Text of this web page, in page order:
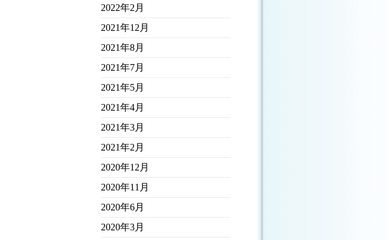
2022年2月
2021年12月
2021年8月
2021年7月
2021年5月
2021年4月
2021年3月
2021年2月
2020年12月
2020年11月
2020年6月
2020年3月